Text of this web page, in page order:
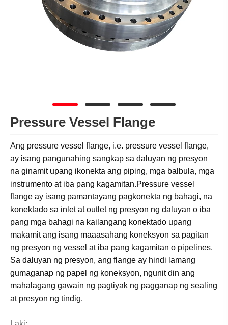
Pressure Vessel Flange
Ang pressure vessel flange, i.e. pressure vessel flange,
ay isang pangunahing sangkap sa daluyan ng presyon
na ginamit upang ikonekta ang piping, mga balbula, mga
instrumento at iba pang kagamitan.Pressure vessel
flange ay isang pamantayang pagkonekta ng bahagi, na
konektado sa inlet at outlet ng presyon ng daluyan o iba
pang mga bahagi na kailangang konektado upang
makamit ang isang maaasahang koneksyon sa pagitan
ng presyon ng vessel at iba pang kagamitan o pipelines.
Sa daluyan ng presyon, ang flange ay hindi lamang
gumaganap ng papel ng koneksyon, ngunit din ang
mahalagang gawain ng pagtiyak ng pagganap ng sealing
at presyon ng tindig.